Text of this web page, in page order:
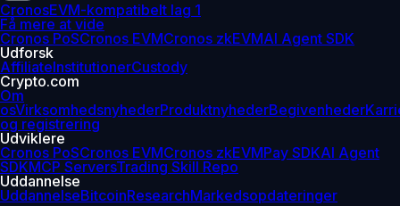
CronosEVM-kompatibelt lag 1
Få mere at vide
Cronos PoSCronos EVMCronos zkEVMAI Agent SDK
Udforsk
AffiliateInstitutionerCustody
Crypto.com
Om
osVirksomhedsnyhederProduktnyhederBegivenheder
og registrering
Udviklere
Cronos PoSCronos EVMCronos zkEVMPay SDKAI Agent
SDKMCP ServersTrading Skill Repo
Uddannelse
UddannelseBitcoinResearchMarkedsopdateringer